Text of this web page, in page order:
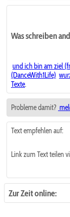
Was schreiben
und ich bin am ziel
(DanceWith1Life)
Texte.
Probleme damit?
Text empfehlen auf:
Link zum Text teilen
Zur Zeit online: